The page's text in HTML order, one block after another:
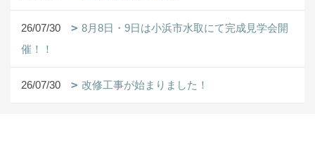
26/07/30
8月8日・9日は小浜市水取にて完成見学会開
催！！
26/07/30 改修工事が始まりました！